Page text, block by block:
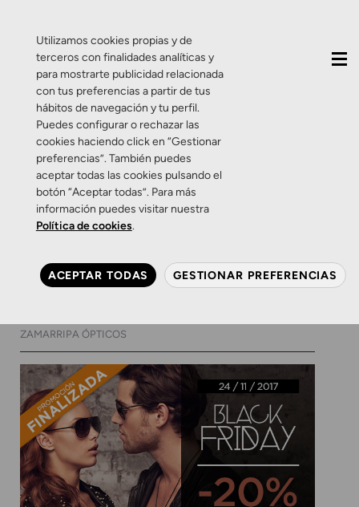
Etiqueta:gafas de sol
de mujer en oferta
Promociones Salud Visual
Black Friday: gafas de sol al
20% de descuento
ZAMARRIPA ÓPTICOS
Utilizamos cookies propias y de
terceros con finalidades analíticas y
para mostrarte publicidad relacionada
con tus preferencias a partir de tus
hábitos de navegación y tu perfil.
Puedes configurar o rechazar las
cookies haciendo click en “Gestionar
preferencias”. También puedes
aceptar todas las cookies pulsando el
botón “Aceptar todas”. Para más
información puedes visitar nuestra
Política de cookies.
ACEPTAR TODAS GESTIONAR PREFERENCIAS